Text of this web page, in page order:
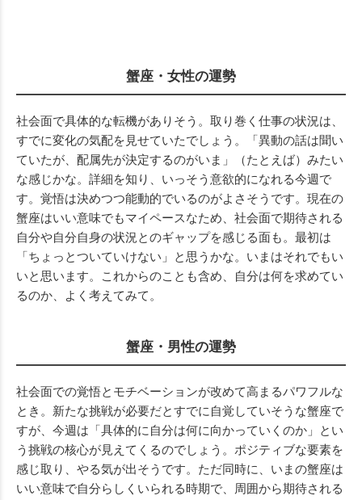
蟹座・女性の運勢
社会面で具体的な転機がありそう。取り巻く仕事の状況は、
すでに変化の気配を見せていたでしょう。「異動の話は聞い
ていたが、配属先が決定するのがいま」（たとえば）みたい
な感じかな。詳細を知り、いっそう意欲的になれる今週で
す。覚悟は決めつつ能動的でいるのがよさそうです。現在の
蟹座はいい意味でもマイペースなため、社会面で期待される
自分や自分自身の状況とのギャップを感じる面も。最初は
「ちょっとついていけない」と思うかな。いまはそれでもい
いと思います。これからのことも含め、自分は何を求めてい
るのか、よく考えてみて。
蟹座・男性の運勢
社会面での覚悟とモチベーションが改めて高まるパワフルな
とき。新たな挑戦が必要だとすでに自覚していそうな蟹座で
すが、今週は「具体的に自分は何に向かっていくのか」とい
う挑戦の核心が見えてくるのでしょう。ポジティブな要素を
感じ取り、やる気が出そうです。ただ同時に、いまの蟹座は
いい意味で自分らしくいられる時期で、周囲から期待される